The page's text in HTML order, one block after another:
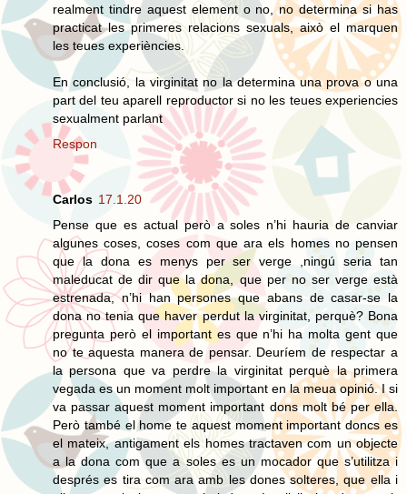
realment tindre aquest element o no, no determina si has
practicat les primeres relacions sexuals, això el marquen
les teues experiències.
En conclusió, la virginitat no la determina una prova o una
part del teu aparell reproductor si no les teues experiencies
sexualment parlant
Respon
Carlos 17.1.20
Pense que es actual però a soles n’hi hauria de canviar
algunes coses, coses com que ara els homes no pensen
que la dona es menys per ser verge ,ningú seria tan
maleducat de dir que la dona, que per no ser verge està
estrenada, n’hi han persones que abans de casar-se la
dona no tenia que haver perdut la virginitat, perquè? Bona
pregunta però el important es que n’hi ha molta gent que
no te aquesta manera de pensar. Deuríem de respectar a
la persona que va perdre la virginitat perquè la primera
vegada es un moment molt important en la meua opinió. I si
va passar aquest moment important dons molt bé per ella.
Però també el home te aquest moment important doncs es
el mateix, antigament els homes tractaven com un objecte
a la dona com que a soles es un mocador que s’utilitza i
després es tira com ara amb les dones solteres, que ella i